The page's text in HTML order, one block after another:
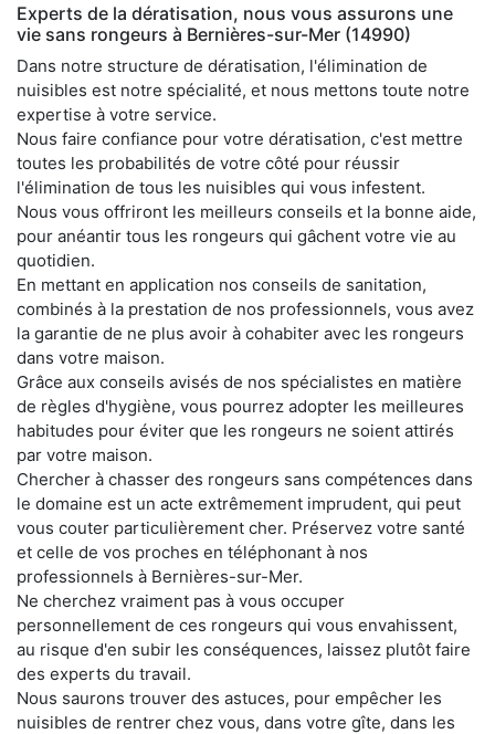
Experts de la dératisation, nous vous assurons une
vie sans rongeurs à Bernières-sur-Mer (14990)
Dans notre structure de dératisation, l'élimination de
nuisibles est notre spécialité, et nous mettons toute notre
expertise à votre service.
Nous faire confiance pour votre dératisation, c'est mettre
toutes les probabilités de votre côté pour réussir
l'élimination de tous les nuisibles qui vous infestent.
Nous vous offriront les meilleurs conseils et la bonne aide,
pour anéantir tous les rongeurs qui gâchent votre vie au
quotidien.
En mettant en application nos conseils de sanitation,
combinés à la prestation de nos professionnels, vous avez
la garantie de ne plus avoir à cohabiter avec les rongeurs
dans votre maison.
Grâce aux conseils avisés de nos spécialistes en matière
de règles d'hygiène, vous pourrez adopter les meilleures
habitudes pour éviter que les rongeurs ne soient attirés
par votre maison.
Chercher à chasser des rongeurs sans compétences dans
le domaine est un acte extrêmement imprudent, qui peut
vous couter particulièrement cher. Préservez votre santé
et celle de vos proches en téléphonant à nos
professionnels à Bernières-sur-Mer.
Ne cherchez vraiment pas à vous occuper
personnellement de ces rongeurs qui vous envahissent,
au risque d'en subir les conséquences, laissez plutôt faire
des experts du travail.
Nous saurons trouver des astuces, pour empêcher les
nuisibles de rentrer chez vous, dans votre gîte, dans les